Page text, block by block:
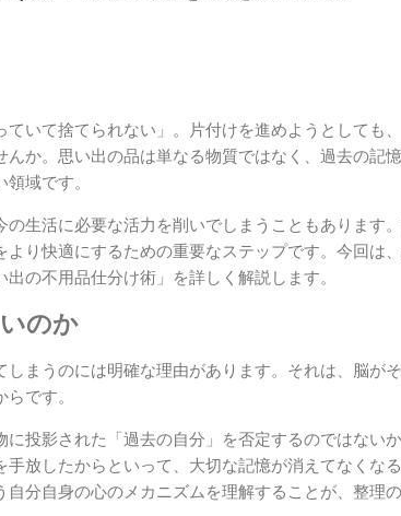
ていて捨てられない」。片付けを進めようとしても
か。思い出の品は単なる物質ではなく、過去の記
域です。
生活に必要な活力を削いでしまうこともあります
り快適にするための重要なステップです。今回は
の不用品仕分け術」を詳しく解説します。
のか
まうのには明確な理由があります。それは、脳が
です。
投影された「過去の自分」を否定するのではない
放したからといって、大切な記憶が消えてなくな
分自身の心のメカニズムを理解することが、整理の